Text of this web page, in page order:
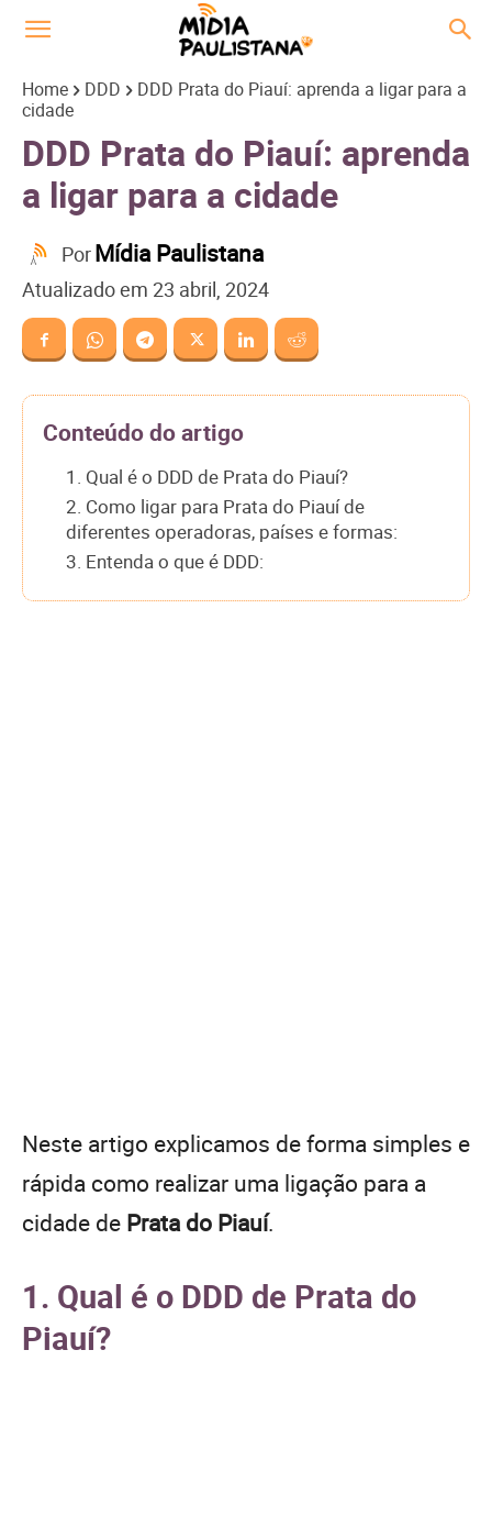
Home DDD
DDD Prata do Piauí: aprenda a ligar para a
cidade
DDD Prata do Piauí: aprenda
a ligar para a cidade
PorMídia Paulistana
Atualizado em 23 abril, 2024
Conteúdo do artigo
1. Qual é o DDD de Prata do Piauí?
2. Como ligar para Prata do Piauí de
diferentes operadoras, países e formas:
3. Entenda o que é DDD:
Neste artigo explicamos de forma simples e
rápida como realizar uma ligação para a
cidade de Prata do Piauí.
1. Qual é o DDD de Prata do
Piauí?